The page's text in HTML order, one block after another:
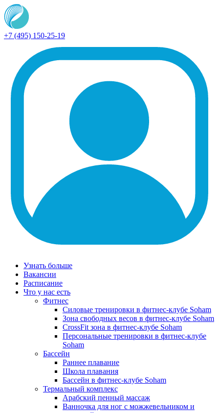
+7 (495) 150-25-19
Узнать больше
Вакансии
Расписание
Что у нас есть
Фитнес
Силовые тренировки в фитнес-клубе Soham
Зона свободных весов в фитнес-клубе Soham
CrossFit зона в фитнес-клубе Soham
Персональные тренировки в фитнес-клубе
Soham
Бассейн
Раннее плавание
Школа плавания
Бассейн в фитнес-клубе Soham
Термальный комплекс
Арабский пенный массаж
Ванночка для ног с можжевельником и